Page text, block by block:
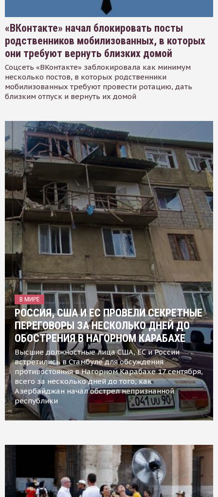
«ВКонтакте» начал блокировать посты
родственников мобилизованных, в которых
они требуют вернуть близких домой
Соцсеть «ВКонтакте» заблокировала как минимум
несколько постов, в которых родственники
мобилизованных требуют провести ротацию, дать
близким отпуск и вернуть их домой
В МИРЕ
РОССИЯ, США И ЕС ПРОВЕЛИ СЕКРЕТНЫЕ
ПЕРЕГОВОРЫ ЗА НЕСКОЛЬКО ДНЕЙ ДО
ОБОСТРЕНИЯ В НАГОРНОМ КАРАБАХЕ
Высшие должностные лица США, ЕС и России
встретились в Стамбуле для обсуждения
противостояния в Нагорном Карабахе 17 сентября,
всего за несколько дней до того, как
Азербайджан начал обстрел непризнанной
республики